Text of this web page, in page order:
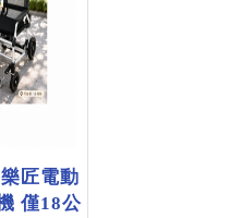
匠電動
僅18公